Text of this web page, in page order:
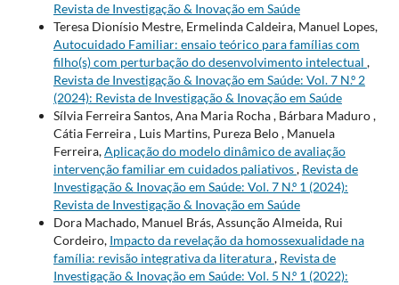
Revista de Investigação & Inovação em Saúde
Teresa Dionísio Mestre, Ermelinda Caldeira, Manuel Lopes,
Autocuidado Familiar: ensaio teórico para famílias com
filho(s) com perturbação do desenvolvimento intelectual ,
Revista de Investigação & Inovação em Saúde: Vol. 7 N.º 2
(2024): Revista de Investigação & Inovação em Saúde
Sílvia Ferreira Santos, Ana Maria Rocha , Bárbara Maduro ,
Cátia Ferreira , Luis Martins, Pureza Belo , Manuela
Ferreira,Aplicação do modelo dinâmico de avaliação
intervenção familiar em cuidados paliativos, Revista de
Investigação & Inovação em Saúde: Vol. 7 N.º 1 (2024):
Revista de Investigação & Inovação em Saúde
Dora Machado, Manuel Brás, Assunção Almeida, Rui
Cordeiro, Impacto da revelação da homossexualidade na
família: revisão integrativa da literatura, Revista de
Investigação & Inovação em Saúde: Vol. 5 N.º 1 (2022):